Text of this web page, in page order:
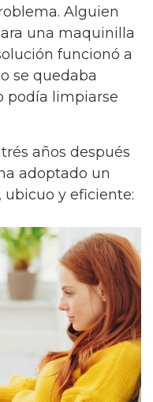
Alguien
una maquinilla
funcionó a
se quedaba
podía limpiarse
años después
adoptado un
y eficiente: